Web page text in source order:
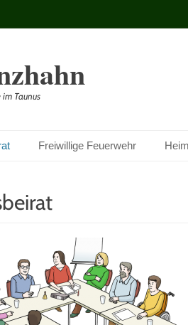
im Taunus
Menü
Freiwillige Feuerwehr